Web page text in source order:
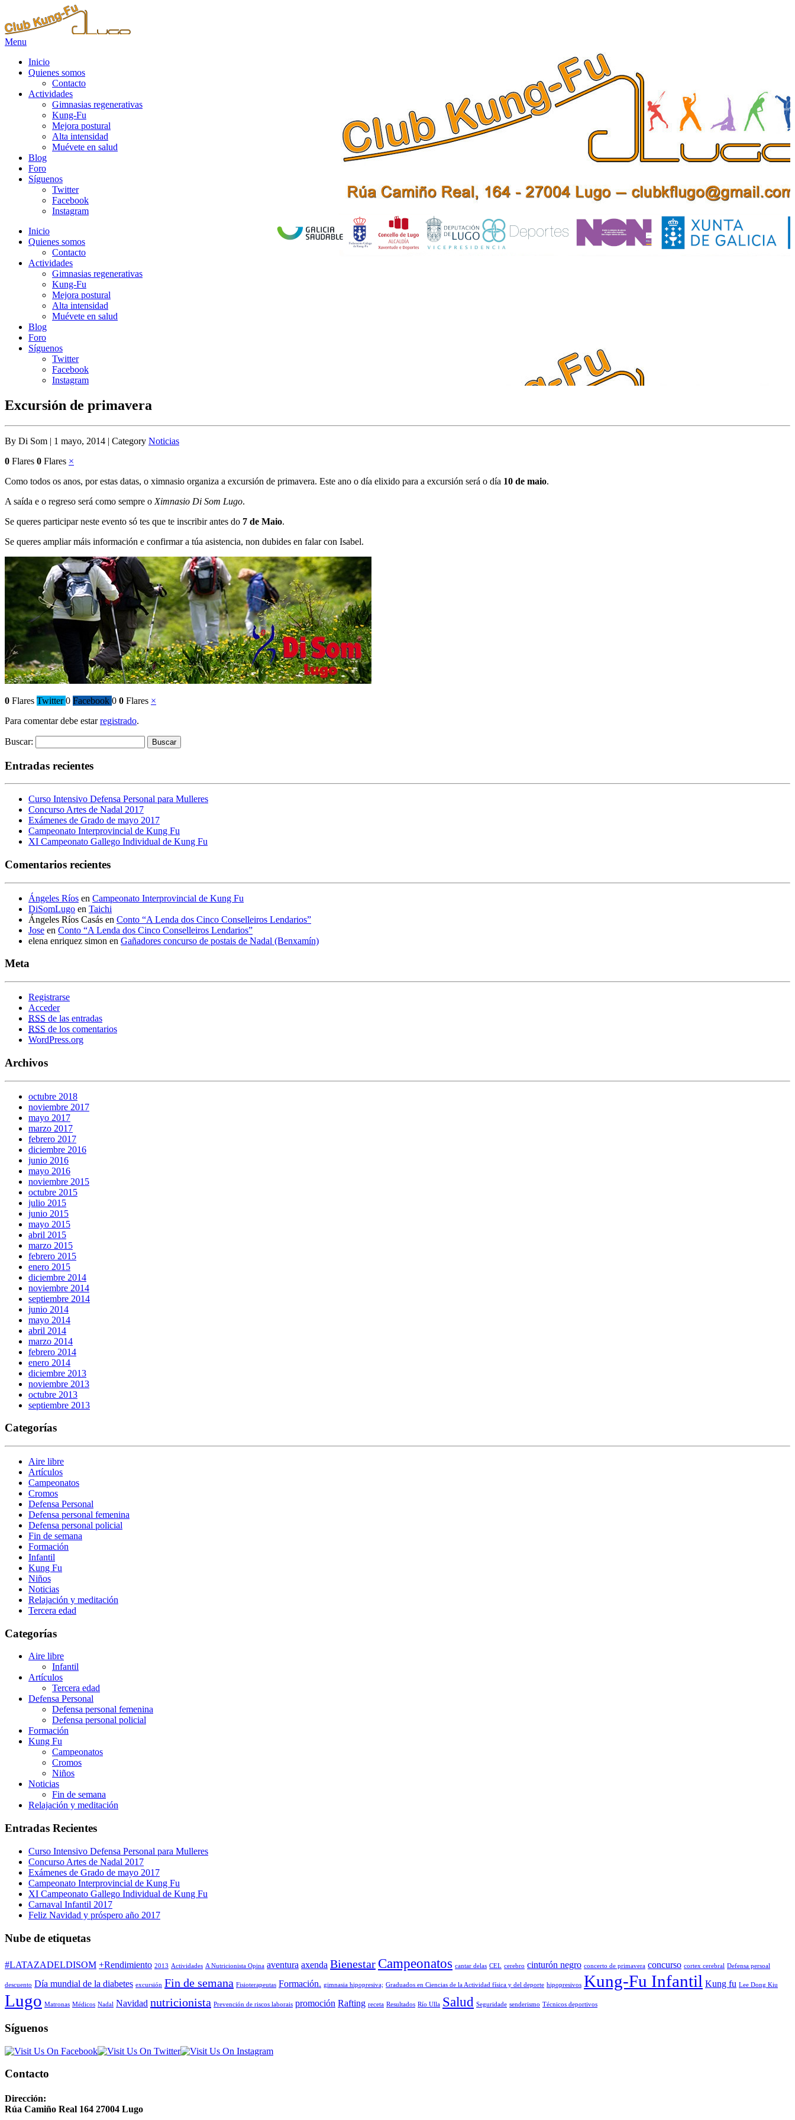
Menu
Inicio
Quienes somos
Contacto
Actividades
Gimnasias regenerativas
Kung-Fu
Mejora postural
Alta intensidad
Muévete en salud
Blog
Foro
Síguenos
Twitter
Facebook
Instagram
Inicio
Quienes somos
Contacto
Actividades
Gimnasias regenerativas
Kung-Fu
Mejora postural
Alta intensidad
Muévete en salud
Blog
Foro
Síguenos
Twitter
Facebook
Instagram
Excursión de primavera
By Di Som | 1 mayo, 2014 | Category Noticias
0 Flares 0 Flares ×
Como todos os anos, por estas datas, o ximnasio organiza a excursión de primavera. Este ano o día elixido para a excursión será o día 10 de maio.
A saída e o regreso será como sempre o Ximnasio Di Som Lugo.
Se queres participar neste evento só tes que te inscribir antes do 7 de Maio.
Se queres ampliar máis información e confirmar a túa asistencia, non dubides en falar con Isabel.
0 Flares Twitter 0 Facebook 0 0 Flares ×
Para comentar debe estarregistrado.
Buscar:
Entradas recientes
Curso Intensivo Defensa Personal para Mulleres
Concurso Artes de Nadal 2017
Exámenes de Grado de mayo 2017
Campeonato Interprovincial de Kung Fu
XI Campeonato Gallego Individual de Kung Fu
Comentarios recientes
Ángeles Ríos en Campeonato Interprovincial de Kung Fu
DiSomLugo en Taichi
Ángeles Ríos Casás en Conto “A Lenda dos Cinco Conselleiros Lendarios”
Jose en Conto “A Lenda dos Cinco Conselleiros Lendarios”
elena enriquez simon en Gañadores concurso de postais de Nadal (Benxamín)
Meta
Registrarse
Acceder
RSS de las entradas
RSS de los comentarios
WordPress.org
Archivos
octubre 2018
noviembre 2017
mayo 2017
marzo 2017
febrero 2017
diciembre 2016
junio 2016
mayo 2016
noviembre 2015
octubre 2015
julio 2015
junio 2015
mayo 2015
abril 2015
marzo 2015
febrero 2015
enero 2015
diciembre 2014
noviembre 2014
septiembre 2014
junio 2014
mayo 2014
abril 2014
marzo 2014
febrero 2014
enero 2014
diciembre 2013
noviembre 2013
octubre 2013
septiembre 2013
Categorías
Aire libre
Artículos
Campeonatos
Cromos
Defensa Personal
Defensa personal femenina
Defensa personal policial
Fin de semana
Formación
Infantil
Kung Fu
Niños
Noticias
Relajación y meditación
Tercera edad
Categorías
Aire libre
Infantil
Artículos
Tercera edad
Defensa Personal
Defensa personal femenina
Defensa personal policial
Formación
Kung Fu
Campeonatos
Cromos
Niños
Noticias
Fin de semana
Relajación y meditación
Entradas Recientes
Curso Intensivo Defensa Personal para Mulleres
Concurso Artes de Nadal 2017
Exámenes de Grado de mayo 2017
Campeonato Interprovincial de Kung Fu
XI Campeonato Gallego Individual de Kung Fu
Carnaval Infantil 2017
Feliz Navidad y próspero año 2017
Nube de etiquetas
#LATAZADELDISOM +Rendimiento 2013 Actividades A Nutricionista Opina aventura axenda Bienestar Campeonatos cantar delas CEL cerebro cinturón negro concerto de primavera concurso cortex cerebral Defensa persoal
descuento Día mundial de la diabetes excursión Fin de semana Fisioterapeutas Formación. gimnasia hipopresiva; Graduados en Ciencias de la Actividad física y del deporte hipopresivos Kung-Fu Infantil Kung fu Lee Dong Kiu
Lugo Matronas Médicos Nadal Navidad nutricionista Prevención de riscos laborais promoción Rafting receta Resultados Río Ulla Salud Seguridade senderismo Técnicos deportivos
Síguenos
Contacto
Dirección:
Rúa Camiño Real 164 27004 Lugo